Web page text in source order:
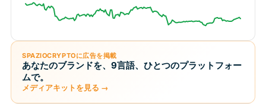
SPAZIOCRYPTOに広告を掲載
あなたのブランドを、9言語、ひとつのプラットフォー
ムで。
メディアキットを見る →